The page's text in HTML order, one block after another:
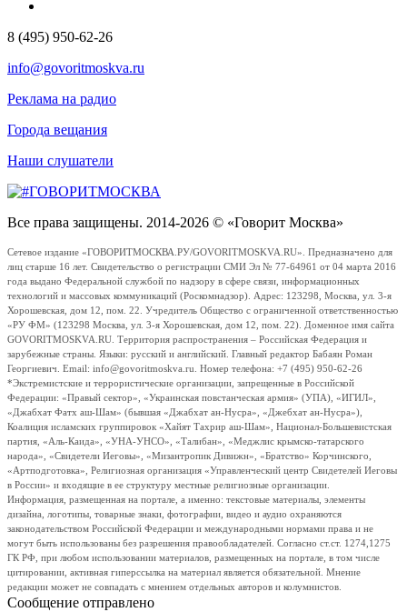
8 (495) 950-62-26
info@govoritmoskva.ru
Реклама на радио
Города вещания
Наши слушатели
Все права защищены. 2014-2026 © «Говорит Москва»
Сетевое издание «ГОВОРИТМОСКВА.РУ/GOVORITMOSKVA.RU». Предназначено для
лиц старше 16 лет. Свидетельство о регистрации СМИ Эл № 77-64961 от 04 марта 2016
года выдано Федеральной службой по надзору в сфере связи, информационных
технологий и массовых коммуникаций (Роскомнадзор). Адрес: 123298, Москва, ул. 3-я
Хорошевская, дом 12, пом. 22. Учредитель Общество с ограниченной ответственностью
«РУ ФМ» (123298 Москва, ул. 3-я Хорошевская, дом 12, пом. 22). Доменное имя сайта
GOVORITMOSKVA.RU. Территория распространения – Российская Федерация и
зарубежные страны. Языки: русский и английский. Главный редактор Бабаян Роман
Георгиевич. Email: info@govoritmoskva.ru. Номер телефона: +7 (495) 950-62-26
*Экстремистские и террористические организации, запрещенные в Российской
Федерации: «Правый сектор», «Украинская повстанческая армия» (УПА), «ИГИЛ»,
«Джабхат Фатх аш-Шам» (бывшая «Джабхат ан-Нусра», «Джебхат ан-Нусра»),
Коалиция исламских группировок «Хайят Тахрир аш-Шам», Национал-Большевистская
партия, «Аль-Каида», «УНА-УНСО», «Талибан», «Меджлис крымско-татарского
народа», «Свидетели Иеговы», «Мизантропик Дивижн», «Братство» Корчинского,
«Артподготовка», Религиозная организация «Управленческий центр Свидетелей Иеговы
в России» и входящие в ее структуру местные религиозные организации.
Информация, размещенная на портале, а именно: текстовые материалы, элементы
дизайна, логотипы, товарные знаки, фотографии, видео и аудио охраняются
законодательством Российской Федерации и международными нормами права и не
могут быть использованы без разрешения правообладателей. Согласно ст.ст. 1274,1275
ГК РФ, при любом использовании материалов, размещенных на портале, в том числе
цитировании, активная гиперссылка на материал является обязательной. Мнение
редакции может не совпадать с мнением отдельных авторов и колумнистов.
Сообщение отправлено